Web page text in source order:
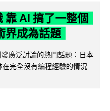
靠 AI 搞了一整個
界成為話題
廣泛討論的熱門話題：日本
完全沒有編程經驗的情況